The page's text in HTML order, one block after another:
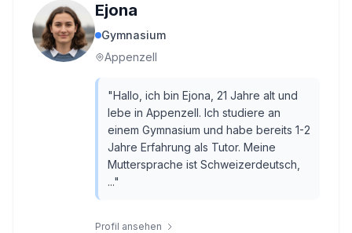
Ejona
Gymnasium
Appenzell
"Hallo, ich bin Ejona, 21 Jahre alt und
lebe in Appenzell. Ich studiere an
einem Gymnasium und habe bereits 1-2
Jahre Erfahrung als Tutor. Meine
Muttersprache ist Schweizerdeutsch,
..."
Profil ansehen